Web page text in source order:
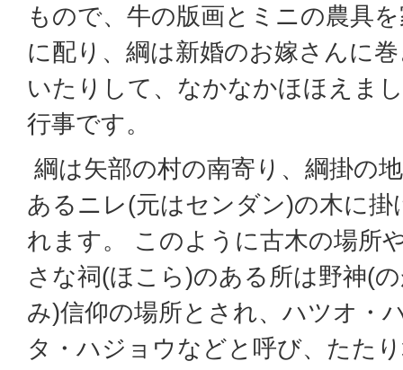
もので、牛の版画とミニの農具
に配り、綱は新婚のお嫁さんに
いたりして、なかなかほほえま
行事です。
綱は矢部の村の南寄り、綱掛の
あるニレ(元はセンダン)の木に掛
れます。 このように古木の場所
さな祠(ほこら)のある所は野神(
み)信仰の場所とされ、ハツオ・
タ・ハジョウなどと呼び、たた